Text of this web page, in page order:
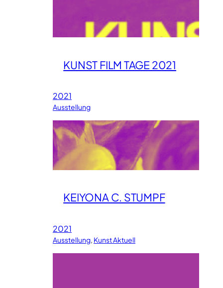
KUNST FILM TAGE 2021
2021
Ausstellung
KEIYONA C. STUMPF
2021
Ausstellung Kunst Aktuell